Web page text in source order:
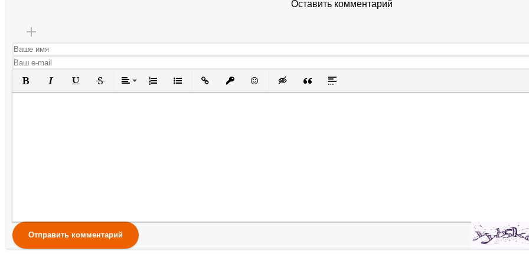
Оставить комментарий
Полужирный
КурсивПодчеркнутый
ЗачеркнутыйВыравнивание
Нумерованный список
Маркированный список
Вставить ссылку
Вставить защищенную ссылку
Вставить смайлик
Вставка скрытого текста
Вставка цитаты
Вставка спойлера
Отправить комментарий